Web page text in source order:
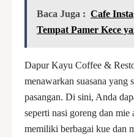
Baca Juga : Cafe
Tempat Pamer Kece
Dapur Kayu Coffee &
menawarkan suasana yang
pasangan. Di sini, Anda
seperti nasi goreng dan
memiliki berbagai kue dan